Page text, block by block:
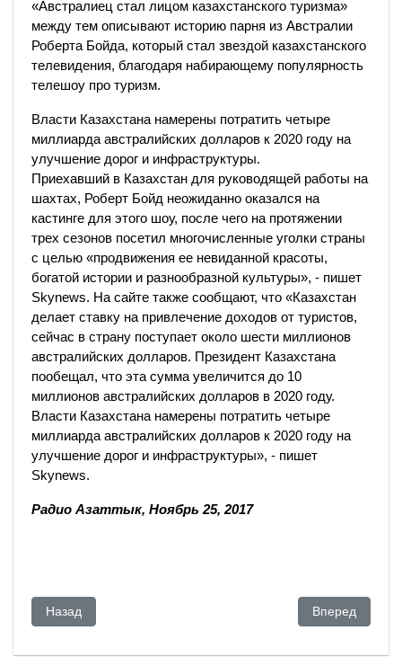
«Австралиец стал лицом казахстанского туризма»
между тем описывают историю парня из Австралии
Роберта Бойда, который стал звездой казахстанского
телевидения, благодаря набирающему популярность
телешоу про туризм.
Власти Казахстана намерены потратить четыре
миллиарда австралийских долларов к 2020 году на
улучшение дорог и инфраструктуры.
Приехавший в Казахстан для руководящей работы на
шахтах, Роберт Бойд неожиданно оказался на
кастинге для этого шоу, после чего на протяжении
трех сезонов посетил многочисленные уголки страны
с целью «продвижения ее невиданной красоты,
богатой истории и разнообразной культуры», - пишет
Skynews. На сайте также сообщают, что «Казахстан
делает ставку на привлечение доходов от туристов,
сейчас в страну поступает около шести миллионов
австралийских долларов. Президент Казахстана
пообещал, что эта сумма увеличится до 10
миллионов австралийских долларов в 2020 году.
Власти Казахстана намерены потратить четыре
миллиарда австралийских долларов к 2020 году на
улучшение дорог и инфраструктуры», - пишет
Skynews.
Радио Азаттык, Ноябрь 25, 2017
Предыдущий: Полиция допросила президента Airbus по
Назад Следующий:
Вперед